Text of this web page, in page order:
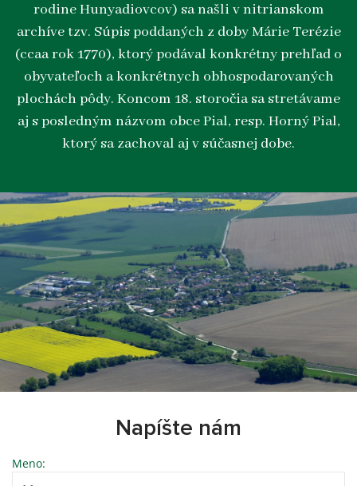
rodine Hunyadiovcov) sa našli v nitrianskom
archíve tzv. Súpis poddaných z doby Márie Terézie
(ccaa rok 1770), ktorý podával konkrétny prehľad o
obyvateľoch a konkrétnych obhospodarovaných
plochách pôdy. Koncom 18. storočia sa stretávame
aj s posledným názvom obce Pial, resp. Horný Pial,
ktorý sa zachoval aj v súčasnej dobe.
Napíšte nám
Meno: